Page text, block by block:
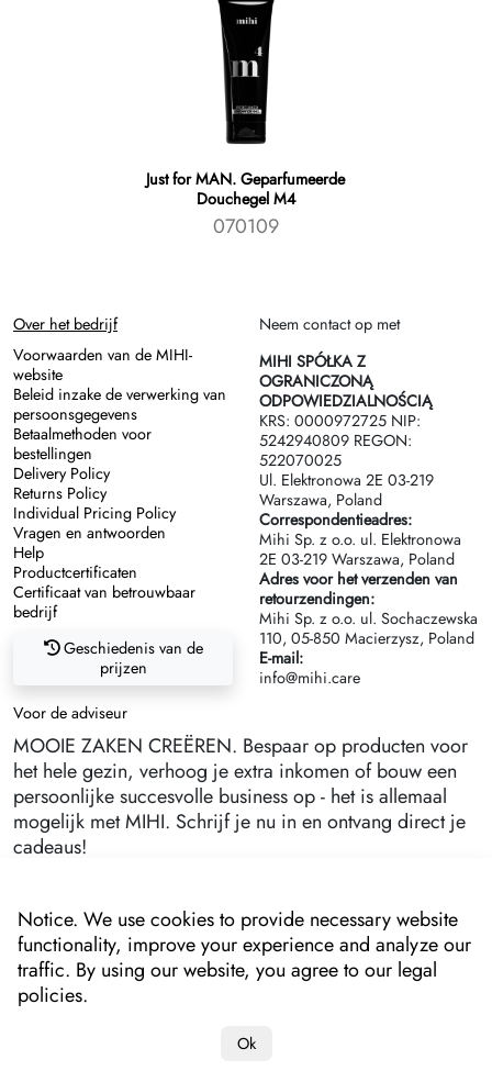
Just for MAN. Geparfumeerde
Douchegel M4
070109
Over het bedrijf
Voorwaarden van de MIHI-
website
Beleid inzake de verwerking van
persoonsgegevens
Betaalmethoden voor
bestellingen
Delivery Policy
Returns Policy
Individual Pricing Policy
Vragen en antwoorden
Help
Productcertificaten
Certificaat van betrouwbaar
bedrijf
Geschiedenis van de
prijzen
Neem contact op met
MIHI SPÓŁKA Z
OGRANICZONĄ
ODPOWIEDZIALNOŚCIĄ
KRS: 0000972725 NIP:
5242940809 REGON:
522070025
Ul. Elektronowa 2Е 03-219
Warszawa, Poland
Correspondentieadres:
Mihi Sp. z o.o. ul. Elektronowa
2Е 03-219 Warszawa, Poland
Adres voor het verzenden van
retourzendingen:
Mihi Sp. z o.o. ul. Sochaczewska
110, 05-850 Macierzysz, Poland
E-mail:
info@mihi.care
Voor de adviseur
MOOIE ZAKEN CREËREN. Bespaar op producten voor
het hele gezin, verhoog je extra inkomen of bouw een
persoonlijke succesvolle business op - het is allemaal
mogelijk met MIHI. Schrijf je nu in en ontvang direct je
cadeaus!
Notice. We use cookies to provide necessary website
functionality, improve your experience and analyze our
traffic. By using our website, you agree to our legal
policies.
Ok